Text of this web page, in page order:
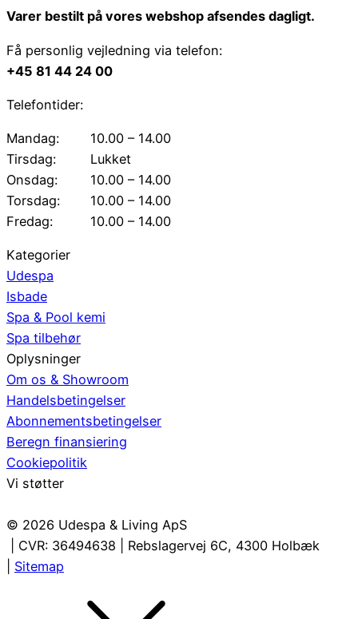
Varer bestilt på vores webshop afsendes dagligt.
Få personlig vejledning via telefon:
+45 81 44 24 00
Telefontider:
Mandag:
10.00 – 14.00
Tirsdag:
Lukket
Onsdag:
10.00 – 14.00
Torsdag:
10.00 – 14.00
Fredag:
10.00 – 14.00
Kategorier
Udespa
Isbade
Spa & Pool kemi
Spa tilbehør
Oplysninger
Om os & Showroom
Handelsbetingelser
Abonnementsbetingelser
Beregn finansiering
Cookiepolitik
Vi støtter
© 2026 Udespa & Living ApS
| CVR: 36494638 | Rebslagervej 6C, 4300 Holbæk
Sitemap